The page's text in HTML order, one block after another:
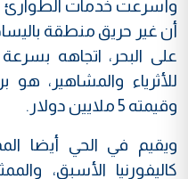
وأسرعت خدمات الطوارئ
أن غير حريق منطقة
على البحر، اتجاهه
للأثرياء والمشاهير، هو
وقيمته 5 ملايين دولار.
ويقيم في الحي أيضا
كاليفورنيا الأسبق،